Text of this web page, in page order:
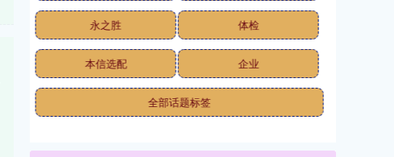
永之胜 体检
本信选配 企业
全部话题标签